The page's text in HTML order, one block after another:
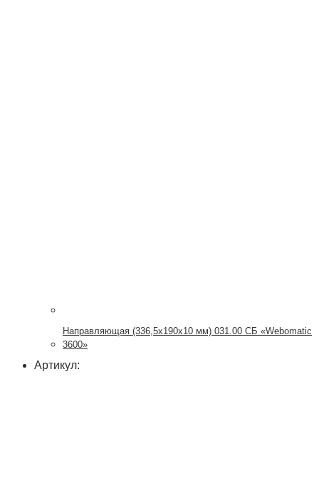
Направляющая (336,5х190х10 мм) 031.00 СБ «Webomatic
3600»
Артикул: